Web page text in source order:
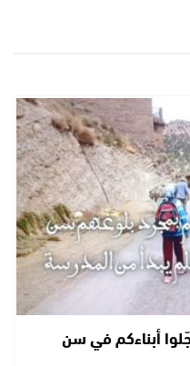
أبناءكم في سن